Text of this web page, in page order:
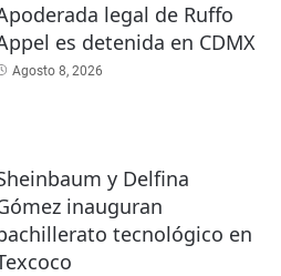
legal de Ruffo
es detenida en CDMX
Agosto 8, 2026
y Delfina
inauguran
tecnológico en